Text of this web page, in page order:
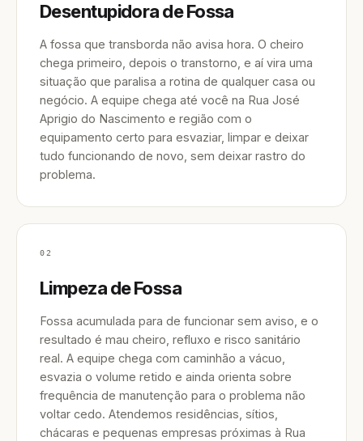
Desentupidora de Fossa
A fossa que transborda não avisa hora. O cheiro
chega primeiro, depois o transtorno, e aí vira uma
situação que paralisa a rotina de qualquer casa ou
negócio. A equipe chega até você na Rua José
Aprigio do Nascimento e região com o
equipamento certo para esvaziar, limpar e deixar
tudo funcionando de novo, sem deixar rastro do
problema.
02
Limpeza de Fossa
Fossa acumulada para de funcionar sem aviso, e o
resultado é mau cheiro, refluxo e risco sanitário
real. A equipe chega com caminhão a vácuo,
esvazia o volume retido e ainda orienta sobre
frequência de manutenção para o problema não
voltar cedo. Atendemos residências, sítios,
chácaras e pequenas empresas próximas à Rua